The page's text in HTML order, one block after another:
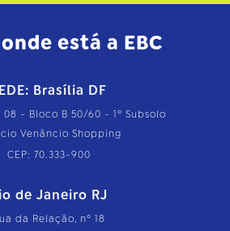
está a EBC
Brasília DF
08 - Bloco B 50/60 - 1º Subsolo
Venâncio Shopping
CEP: 70.333-900
de Janeiro RJ
da Relação, nº 18